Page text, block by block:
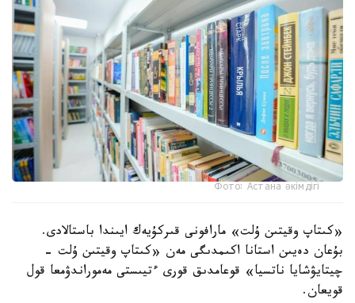
Фото: Астана әкімдігі
«كىتاپ وقيتىن ۇلت» مارافونى قىركۇيەك ايىندا باستالادى.
بۇعان دەيىن استانا اكىمدىگى مەن «كىتاپ وقيتىن ۇلت -
چيتايۋشايا ناتسيا» قوعامدىق قورى ءتيىستى مەموراندۋمعا قول
قويعان.